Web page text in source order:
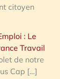
citoyen
: Le
Travail
de notre
Cap […]